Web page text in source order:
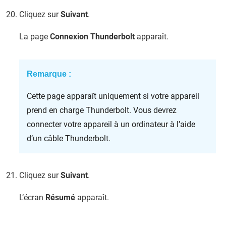
Cliquez surSuivant.
La page Connexion Thunderbolt apparaît.
Remarque :
Cette page apparaît uniquement si votre appareil
prend en charge Thunderbolt. Vous devrez
connecter votre appareil à un ordinateur à l’aide
d’un câble Thunderbolt.
Cliquez surSuivant.
L’écran Résumé apparaît.